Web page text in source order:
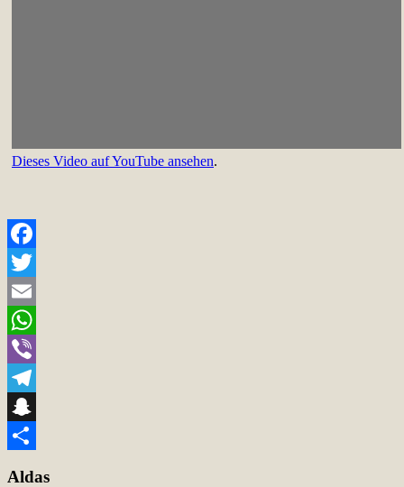
Dieses Video auf YouTube ansehen.
Facebook
Twitter
Email
WhatsApp
Viber
Telegram
Snapchat
Aldas